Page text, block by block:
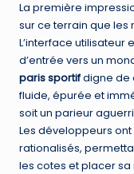
La première
sur ce terrain que les
L’interface utilisateur
d’entrée vers un
paris sportifdigne de
fluide, épurée et
soit un parieur
Les développeurs
rationalisés,
les cotes et placer